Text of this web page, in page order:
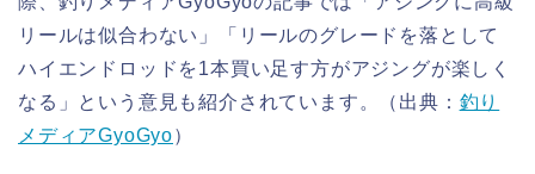
リールは似合わない」「リールのグレードを落として
ハイエンドロッドを1本買い足す方がアジングが楽しく
なる」という意見も紹介されています。（出典： 釣り
メディアGyoGyo）